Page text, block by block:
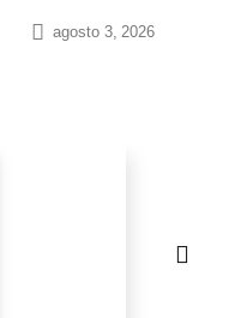
agosto 3, 2026